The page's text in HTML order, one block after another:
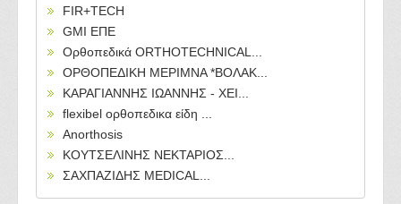
FIR+TECH
GMI ΕΠΕ
Ορθοπεδικά ORTHOTECHNICAL...
ΟΡΘΟΠΕΔΙΚΗ ΜΕΡΙΜΝΑ *ΒΟΛΑΚ...
ΚΑΡΑΓΙΑΝΝΗΣ ΙΩΑΝΝΗΣ - ΧΕΙ...
flexibel ορθοπεδικα είδη ...
Anorthosis
ΚΟΥΤΣΕΛΙΝΗΣ ΝΕΚΤΑΡΙΟΣ...
ΣΑΧΠΑΖΙΔΗΣ MEDICAL...